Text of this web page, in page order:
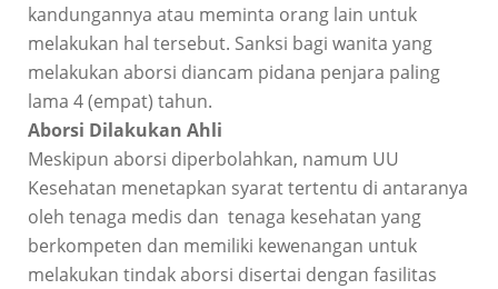
kandungannya atau meminta orang lain untuk
melakukan hal tersebut. Sanksi bagi wanita yang
melakukan aborsi diancam pidana penjara paling
lama 4 (empat) tahun.
Aborsi Dilakukan Ahli
Meskipun aborsi diperbolahkan, namum UU
Kesehatan menetapkan syarat tertentu di antaranya
oleh tenaga medis dan tenaga kesehatan yang
berkompeten dan memiliki kewenangan untuk
melakukan tindak aborsi disertai dengan fasilitas